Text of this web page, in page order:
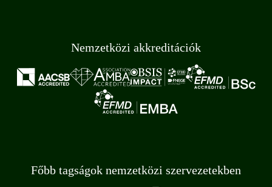
Nemzetközi akkreditációk
Főbb tagságok nemzetközi szervezetekben